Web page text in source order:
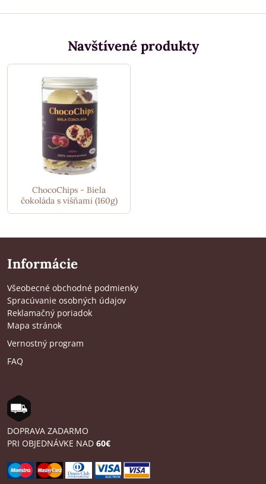
Navštívené produkty
ChocoChips - Biela
čokoláda s višňami (160g)
Informácie
Všeobecné obchodné podmienky
Spracúvanie osobných údajov
Reklamačný poriadok
Mapa stránok
Vernostný program
FAQ
DOPRAVA ZADARMO
PRI OBJEDNÁVKE NAD 60€